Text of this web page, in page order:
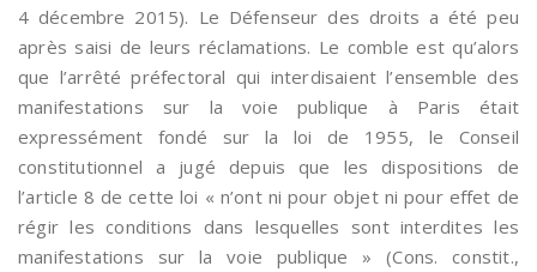
4 décembre 2015). Le Défenseur des droits a été peu
après saisi de leurs réclamations. Le comble est qu’alors
que l’arrêté préfectoral qui interdisaient l’ensemble des
manifestations sur la voie publique à Paris était
expressément fondé sur la loi de 1955, le Conseil
constitutionnel a jugé depuis que les dispositions de
l’article 8 de cette loi « n’ont ni pour objet ni pour effet de
régir les conditions dans lesquelles sont interdites les
manifestations sur la voie publique » (Cons. constit.,